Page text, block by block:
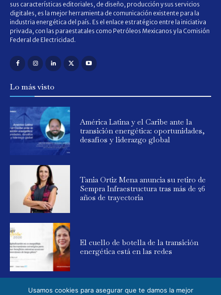
sus características editoriales, de diseño, producción y sus servicios
digitales, es la mejor herramienta de comunicación existente para la
industria energética del país. Es el enlace estratégico entre la iniciativa
privada, con las paraestatales como Petróleos Mexicanos y la Comisión
Federal de Electricidad.
Lo más visto
América Latina y el Caribe ante la
transición energética: oportunidades,
desafíos y liderazgo global
Tania Ortiz Mena anuncia su retiro de
Sempra Infraestructura tras más de 26
años de trayectoria
El cuello de botella de la transición
energética está en las redes
Usamos cookies para asegurar que te damos la mejor